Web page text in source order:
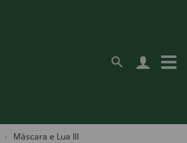
Máscara e Lua III